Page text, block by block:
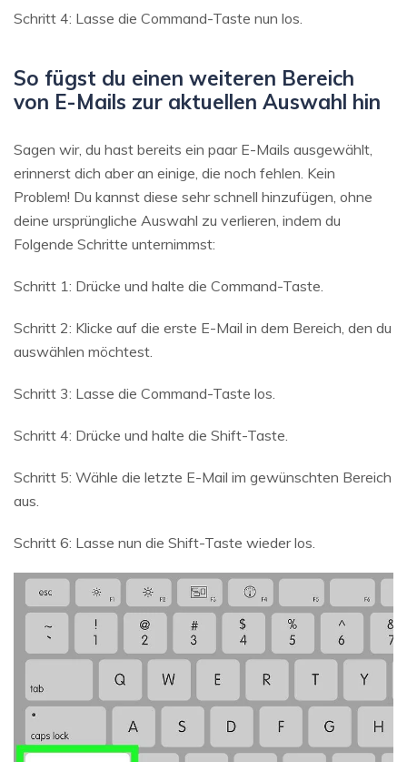
Schritt 4: Lasse die Command-Taste nun los.
So fügst du einen weiteren Bereich
von E-Mails zur aktuellen Auswahl hin
Sagen wir, du hast bereits ein paar E-Mails ausgewählt,
erinnerst dich aber an einige, die noch fehlen. Kein
Problem! Du kannst diese sehr schnell hinzufügen, ohne
deine ursprüngliche Auswahl zu verlieren, indem du
Folgende Schritte unternimmst:
Schritt 1: Drücke und halte die Command-Taste.
Schritt 2: Klicke auf die erste E-Mail in dem Bereich, den du
auswählen möchtest.
Schritt 3: Lasse die Command-Taste los.
Schritt 4: Drücke und halte die Shift-Taste.
Schritt 5: Wähle die letzte E-Mail im gewünschten Bereich
aus.
Schritt 6: Lasse nun die Shift-Taste wieder los.